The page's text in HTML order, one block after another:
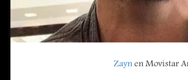
Zaynen Movistar